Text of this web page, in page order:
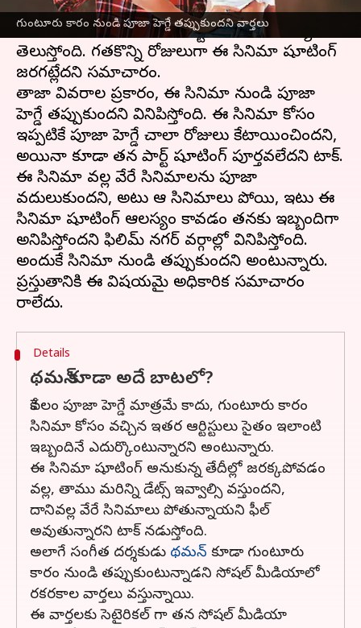
గుంటూరు కారం నుండి పూజా హెగ్డే తప్పుకుందని వార్తలు
మహేష్ బాబు, త్రివిక్రమ్ కాంబినేషన్ లో రూపొందుతున్న
గుంటూరు కారంసినిమాకు కష్టాలు మొదలయ్యాయని
తెలుస్తోంది. గతకొన్ని రోజులుగా ఈ సినిమా షూటింగ్
జరగట్లేదని సమాచారం.
తాజా వివరాల ప్రకారం, ఈ సినిమా నుండి పూజా
హెగ్డే తప్పుకుందని వినిపిస్తోంది. ఈ సినిమా కోసం
ఇప్పటికే పూజా హెగ్డే చాలా రోజులు కేటాయించిందని,
అయినా కూడా తన పార్ట్ షూటింగ్ పూర్తవలేదని టాక్.
ఈ సినిమా వల్ల వేరే సినిమాలను పూజా
వదులుకుందని, అటు ఆ సినిమాలు పోయి, ఇటు ఈ
సినిమా షూటింగ్ ఆలస్యం కావడం తనకు ఇబ్బందిగా
అనిపిస్తోందని ఫిలిమ్ నగర్ వర్గాల్లో వినిపిస్తోంది.
అందుకే సినిమా నుండి తప్పుకుందని అంటున్నారు.
ప్రస్తుతానికి ఈ విషయమై అధికారిక సమాచారం
Details
థమన్ కూడా అదే బాటలో?
కేవలం పూజా హెగ్డే మాత్రమే కాదు, గుంటూరు కారం
సినిమా కోసం వచ్చిన ఇతర ఆర్టిస్టులు సైతం ఇలాంటి
ఇబ్బందినే ఎదుర్కొంటున్నారని అంటున్నారు.
ఈ సినిమా షూటింగ్ అనుకున్న తేదీల్లో జరక్కపోవడం
వల్ల, తాము మరిన్ని డేట్స్ ఇవ్వాల్సి వస్తుందని,
దానివల్ల వేరే సినిమాలు పోతున్నాయని ఫీల్
అవుతున్నారని టాక్ నడుస్తోంది.
అలాగే సంగీత దర్శకుడు థమన్ కూడా గుంటూరు
కారం నుండి తప్పుకుంటున్నాడని సోషల్ మీడియాలో
రకరకాల వార్తలు వస్తున్నాయి.
ఈ వార్తలకు సెటైరికల్ గా తన సోషల్ మీడియా